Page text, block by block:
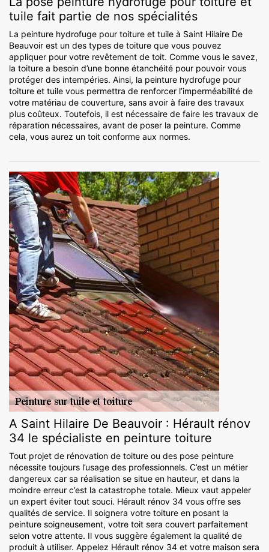
tuile fait partie de nos spécialités
La peinture hydrofuge pour toiture et tuile à Saint Hilaire De
Beauvoir est un des types de toiture que vous pouvez
appliquer pour votre revêtement de toit. Comme vous le savez,
la toiture a besoin d’une bonne étanchéité pour pouvoir vous
protéger des intempéries. Ainsi, la peinture hydrofuge pour
toiture et tuile vous permettra de renforcer l’imperméabilité de
votre matériau de couverture, sans avoir à faire des travaux
plus coûteux. Toutefois, il est nécessaire de faire les travaux de
réparation nécessaires, avant de poser la peinture. Comme
cela, vous aurez un toit conforme aux normes.
A Saint Hilaire De Beauvoir : Hérault rénov
34 le spécialiste en peinture toiture
Tout projet de rénovation de toiture ou des pose peinture
nécessite toujours l’usage des professionnels. C’est un métier
dangereux car sa réalisation se situe en hauteur, et dans la
moindre erreur c’est la catastrophe totale. Mieux vaut appeler
un expert éviter tout souci. Hérault rénov 34 vous offre ses
qualités de service. Il soignera votre toiture en posant la
peinture soigneusement, votre toit sera couvert parfaitement
selon votre attente. Il vous suggère également la qualité de
produit à utiliser. Appelez Hérault rénov 34 et votre maison sera